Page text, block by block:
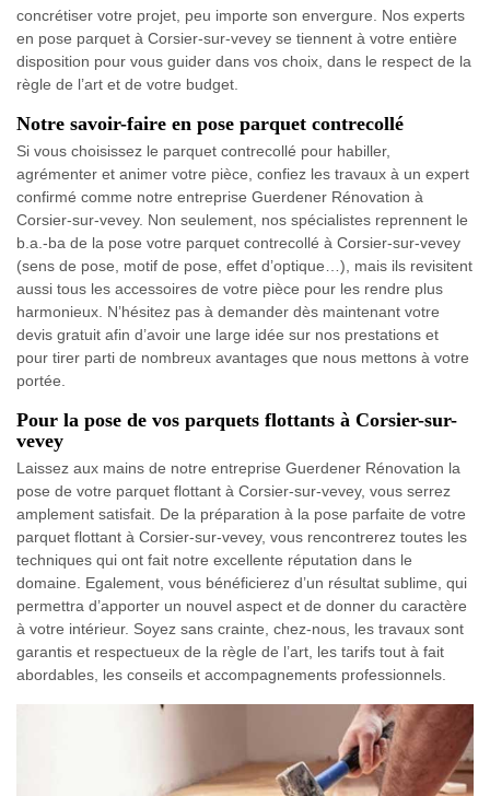
concrétiser votre projet, peu importe son envergure. Nos experts
en pose parquet à Corsier-sur-vevey se tiennent à votre entière
disposition pour vous guider dans vos choix, dans le respect de la
règle de l’art et de votre budget.
Notre savoir-faire en pose parquet contrecollé
Si vous choisissez le parquet contrecollé pour habiller,
agrémenter et animer votre pièce, confiez les travaux à un expert
confirmé comme notre entreprise Guerdener Rénovation à
Corsier-sur-vevey. Non seulement, nos spécialistes reprennent le
b.a.-ba de la pose votre parquet contrecollé à Corsier-sur-vevey
(sens de pose, motif de pose, effet d’optique…), mais ils revisitent
aussi tous les accessoires de votre pièce pour les rendre plus
harmonieux. N’hésitez pas à demander dès maintenant votre
devis gratuit afin d’avoir une large idée sur nos prestations et
pour tirer parti de nombreux avantages que nous mettons à votre
portée.
Pour la pose de vos parquets flottants à Corsier-sur-
vevey
Laissez aux mains de notre entreprise Guerdener Rénovation la
pose de votre parquet flottant à Corsier-sur-vevey, vous serrez
amplement satisfait. De la préparation à la pose parfaite de votre
parquet flottant à Corsier-sur-vevey, vous rencontrerez toutes les
techniques qui ont fait notre excellente réputation dans le
domaine. Egalement, vous bénéficierez d’un résultat sublime, qui
permettra d’apporter un nouvel aspect et de donner du caractère
à votre intérieur. Soyez sans crainte, chez-nous, les travaux sont
garantis et respectueux de la règle de l’art, les tarifs tout à fait
abordables, les conseils et accompagnements professionnels.